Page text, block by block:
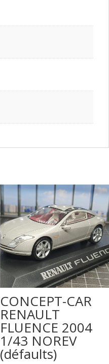
CONCEPT-CAR
RENAULT
FLUENCE 2004
1/43 NOREV
(défaults)